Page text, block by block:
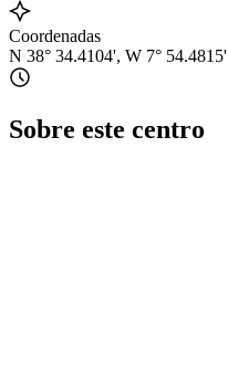
Coordenadas
N 38° 34.4104', W 7° 54.4815'
Sobre este centro